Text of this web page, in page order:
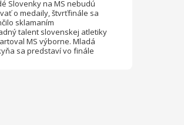
Slovenky na MS nebudú
o medaily, štvrťfinále sa
sklamaním
talent slovenskej atletiky
MS výborne. Mladá
sa predstaví vo finále